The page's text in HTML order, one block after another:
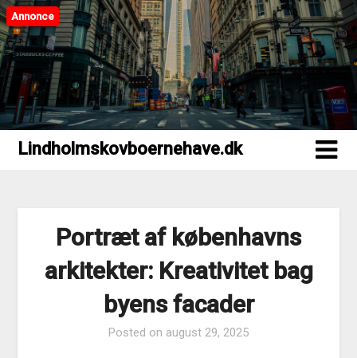
Lindholmskovboernehave.dk
Annonce
Lindholmskovboernehave.dk
Portræt af københavns
arkitekter: Kreativitet bag
byens facader
Posted on august 29, 2025